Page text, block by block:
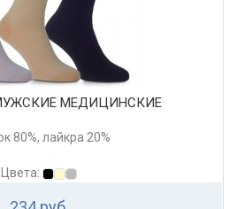
МЕДИЦИНСКИЕ
80%, лайкра 20%
Цвета: